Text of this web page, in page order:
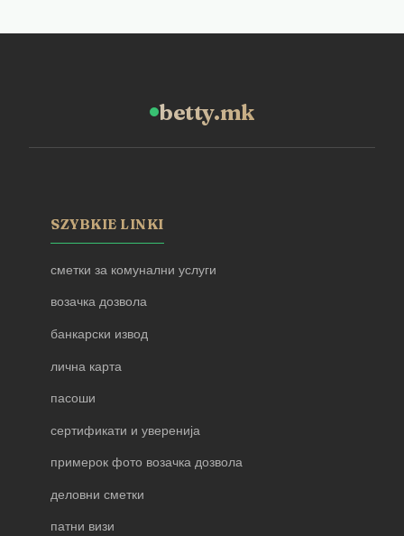
betty.mk
SZYBKIE LINKI
сметки за комунални услуги
возачка дозвола
банкарски извод
лична карта
пасоши
сертификати и уверенија
примерок фото возачка дозвола
деловни сметки
патни визи